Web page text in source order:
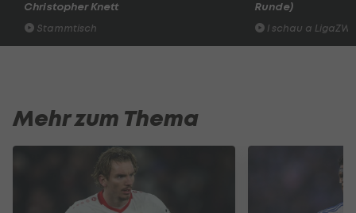
Christopher Knett
Stammtisch
Runde)
I schau a LigaZWA
Mehr zum Thema